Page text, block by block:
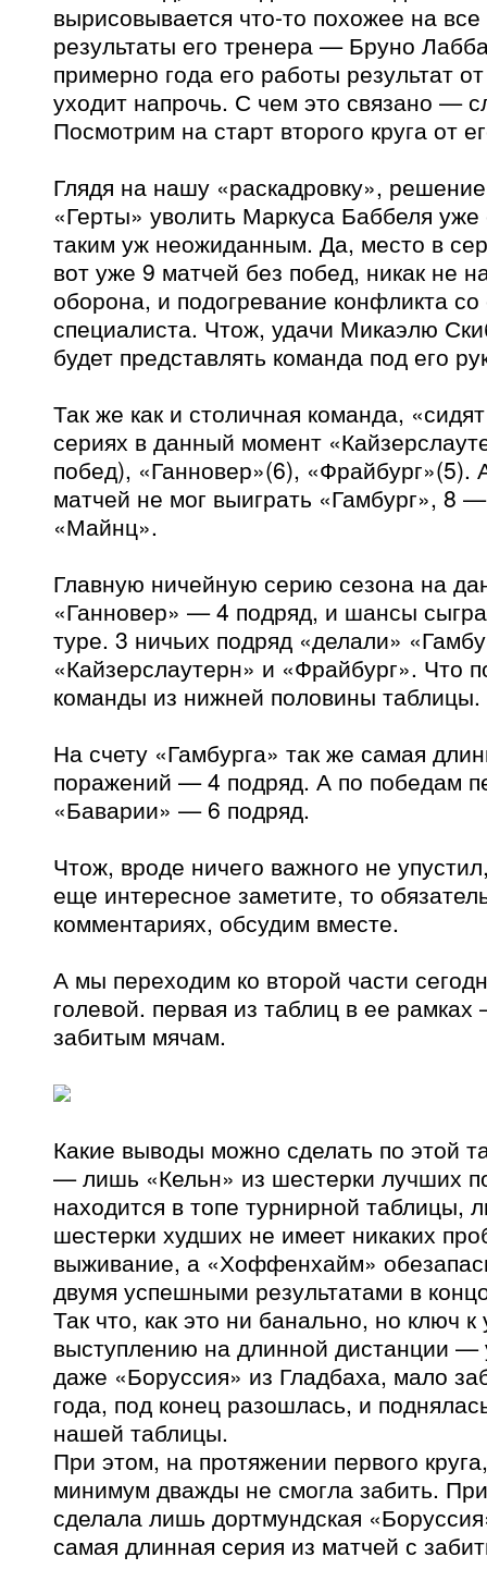
вырисовывается что-то похожее на
результаты его тренера — Бруно
примерно года его работы результат
уходит напрочь. С чем это связано —
Посмотрим на старт второго круга от
Глядя на нашу «раскадровку»,
«Герты» уволить Маркуса Баббеля
таким уж неожиданным. Да, место в
вот уже 9 матчей без побед, никак не
оборона, и подогревание конфликта
специалиста. Чтож, удачи Микаэлю
будет представлять команда под его
Так же как и столичная команда,
сериях в данный момент
побед), «Ганновер»(6), «Фрайбург»(5).
матчей не мог выиграть «Гамбург»,
«Майнц».
Главную ничейную серию сезона на
«Ганновер» — 4 подряд, и шансы
туре. 3 ничьих подряд «делали»
«Кайзерслаутерн» и «Фрайбург». Что
команды из нижней половины таблицы.
На счету «Гамбурга» так же самая
поражений — 4 подряд. А по победам
«Баварии» — 6 подряд.
Чтож, вроде ничего важного не
еще интересное заметите, то
комментариях, обсудим вместе.
А мы переходим ко второй части
голевой. первая из таблиц в ее
забитым мячам.
Какие выводы можно сделать по этой
— лишь «Кельн» из шестерки лучших
находится в топе турнирной таблицы,
шестерки худших не имеет никаких
выживание, а «Хоффенхайм»
двумя успешными результатами в
Так что, как это ни банально, но ключ
выступлению на длинной дистанции —
даже «Боруссия» из Гладбаха, мало
года, под конец разошлась, и
нашей таблицы.
При этом, на протяжении первого
минимум дважды не смогла забить.
сделала лишь дортмундская
самая длинная серия из матчей с